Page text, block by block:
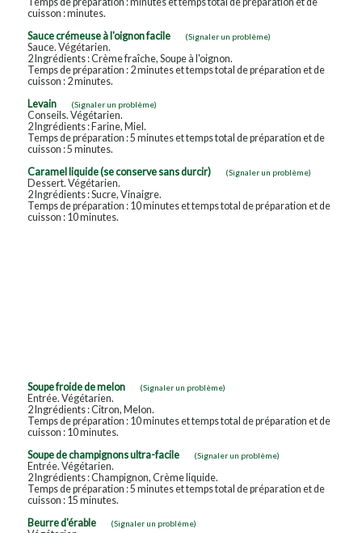
cuisson : minutes.
Sauce crémeuse à l'oignon facile
(Signaler un problème)
Sauce. Végétarien.
2 Ingrédients : Crème fraîche, Soupe à l'oignon.
Temps de préparation : 2 minutes et temps total de préparation et de
cuisson : 2 minutes.
Levain
(Signaler un problème)
Conseils. Végétarien.
2 Ingrédients : Farine, Miel.
Temps de préparation : 5 minutes et temps total de préparation et de
cuisson : 5 minutes.
Caramel liquide (se conserve sans durcir)
(Signaler un problème)
Dessert. Végétarien.
2 Ingrédients : Sucre, Vinaigre.
Temps de préparation : 10 minutes et temps total de préparation et de
cuisson : 10 minutes.
Soupe froide de melon (Signaler un problème)
Entrée. Végétarien.
2 Ingrédients : Citron, Melon.
Temps de préparation : 10 minutes et temps total de préparation et de
cuisson : 10 minutes.
Soupe de champignons ultra-facile
(Signaler un problème)
Entrée. Végétarien.
2 Ingrédients : Champignon, Crème liquide.
Temps de préparation : 5 minutes et temps total de préparation et de
cuisson : 15 minutes.
Beurre d'érable
(Signaler un problème)